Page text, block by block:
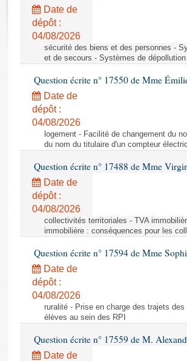
Rapports législatifs
Rapports sur l'application des lois
Baromètre de l’application des lois
Dossiers législatifs
Budget et sécurité sociale
Questions écrites et orales
Comptes rendus des débats
Date de
dépôt :
04/08/2026
sécurité des biens et des personnes -
et de secours - Systèmes de
Question écrite n° 17550 de Mme
Date de
dépôt :
04/08/2026
logement - Facilité de changement du
du nom du titulaire d'un compteur
Question écrite n° 17488 de Mme
Date de
dépôt :
04/08/2026
collectivités territoriales - TVA
immobilière : conséquences pour les
Question écrite n° 17594 de Mme
Date de
dépôt :
04/08/2026
ruralité - Prise en charge des trajets
élèves au sein des RPI
Question écrite n° 17559 de M.
Date de